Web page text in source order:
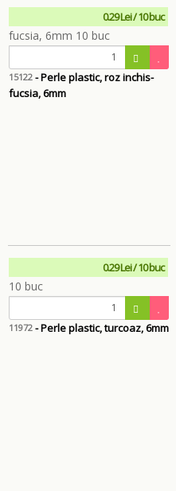
0.29 Lei / 10 buc
15122 - Perle plastic, roz inchis-
fucsia, 6mm
0.29 Lei / 10 buc
11972 - Perle plastic, turcoaz, 6mm